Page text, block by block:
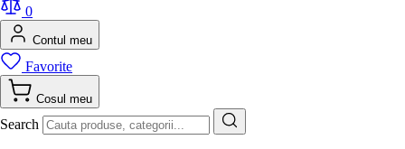
0
Contul meu
Favorite
Cosul meu
Search